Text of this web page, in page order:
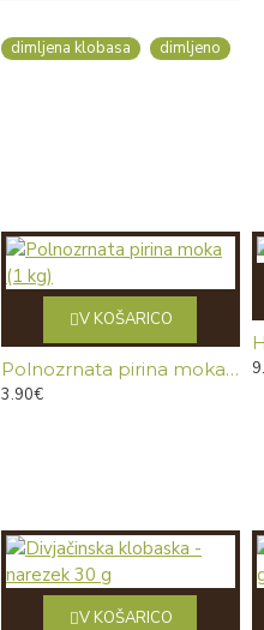
dimljena klobasa
dimljeno
Polnozrnata pirina moka (1 kg)
3.90€
V KOŠARICO
V KOŠARICO